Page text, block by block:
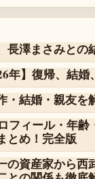
長澤まさみとの
年】復帰、結婚
・結婚・親友を
フィール・年
とめ！完全版
の資産家から西